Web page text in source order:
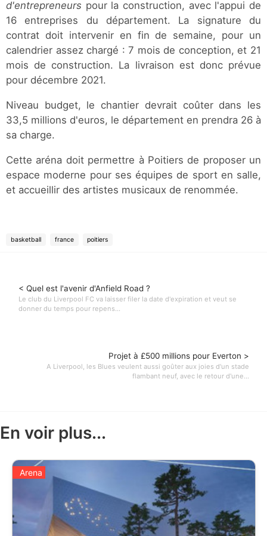
d'entrepreneurs pour la construction, avec l'appui de
16 entreprises du département. La signature du
contrat doit intervenir en fin de semaine, pour un
calendrier assez chargé : 7 mois de conception, et 21
mois de construction. La livraison est donc prévue
pour décembre 2021.
Niveau budget, le chantier devrait coûter dans les
33,5 millions d'euros, le département en prendra 26 à
sa charge.
Cette aréna doit permettre à Poitiers de proposer un
espace moderne pour ses équipes de sport en salle,
et accueillir des artistes musicaux de renommée.
basketball france poitiers
< Quel est l'avenir d'Anfield Road ?
Le club du Liverpool FC va laisser filer la date d'expiration et veut se
donner du temps pour repens...
Projet à £500 millions pour Everton >
A Liverpool, les Blues veulent aussi goûter aux joies d'un stade
flambant neuf, avec le retour d'une...
En voir plus...
Arena